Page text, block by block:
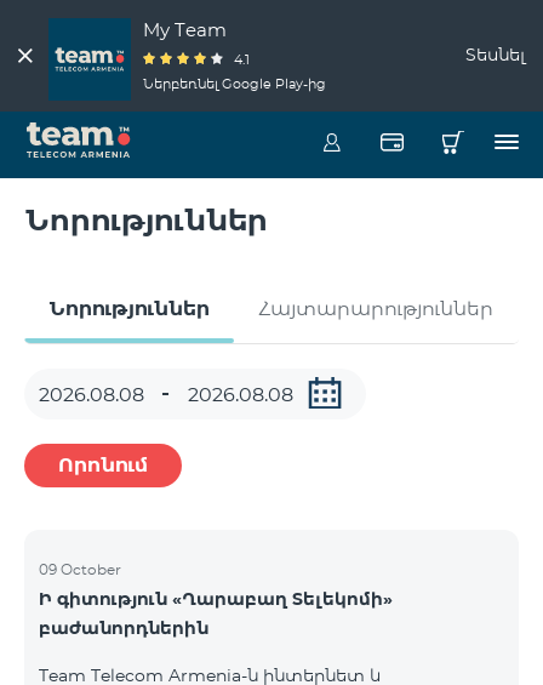
My Team
4.1
Ներբեռնել Google Play-ից
Տեսնել
Նորություններ
Նորություններ Հայտարարություններ
Որոնում
09 October
Ի գիտություն «Ղարաբաղ Տելեկոմի»
բաժանորդներին
Team Telecom Armenia-ն ինտերնետ և